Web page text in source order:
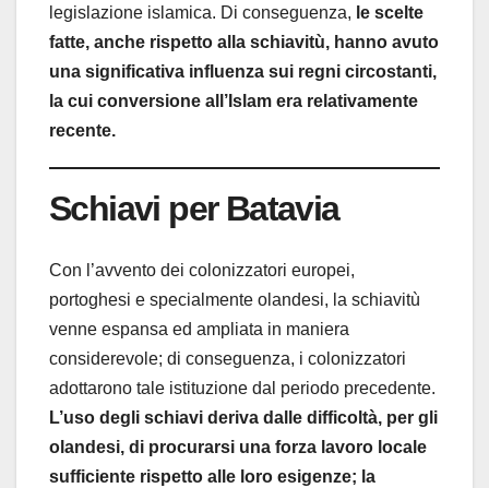
legislazione islamica. Di conseguenza, le scelte
fatte, anche rispetto alla schiavitù, hanno avuto
una significativa influenza sui regni circostanti,
la cui conversione all’Islam era relativamente
recente.
Schiavi per Batavia
Con l’avvento dei colonizzatori europei,
portoghesi e specialmente olandesi, la schiavitù
venne espansa ed ampliata in maniera
considerevole; di conseguenza, i colonizzatori
adottarono tale istituzione dal periodo precedente.
L’uso degli schiavi deriva dalle difficoltà, per gli
olandesi, di procurarsi una forza lavoro locale
sufficiente rispetto alle loro esigenze; la